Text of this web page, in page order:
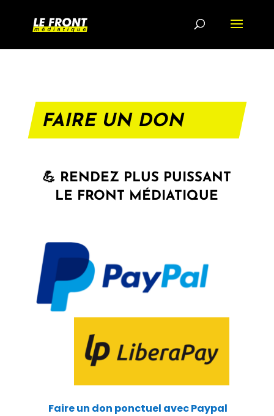
FAIRE UN DON
💪 RENDEZ PLUS PUISSANT
LE FRONT MÉDIATIQUE
Faire un don ponctuel avec Paypal